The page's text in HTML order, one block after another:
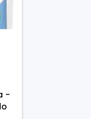
-